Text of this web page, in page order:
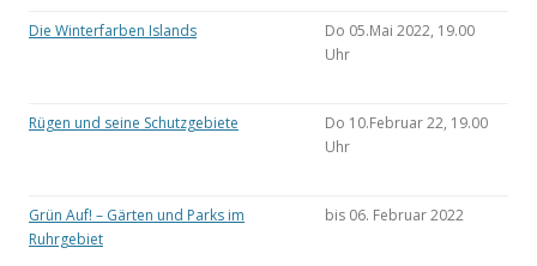
Die Winterfarben Islands
Do 05.Mai 2022, 19.00
Uhr
Rügen und seine Schutzgebiete
Do 10.Februar 22, 19.00
Uhr
Grün Auf! – Gärten und Parks im
Ruhrgebiet
bis 06. Februar 2022